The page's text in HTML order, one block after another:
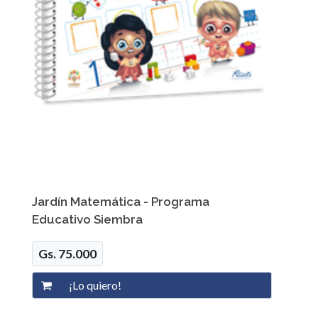
Jardín Matemática - Programa
Educativo Siembra
Gs. 75.000